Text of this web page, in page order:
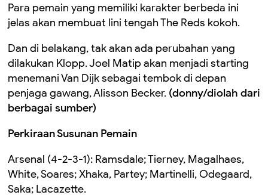
Para pemain yang memiliki karakter berbeda ini
jelas akan membuat lini tengah The Reds kokoh.
Dan di belakang, tak akan ada perubahan yang
dilakukan Klopp. Joel Matip akan menjadi starting
menemani Van Dijk sebagai tembok di depan
penjaga gawang, Alisson Becker. (donny/diolah dari
berbagai sumber)
Perkiraan Susunan Pemain
Arsenal (4-2-3-1): Ramsdale; Tierney, Magalhaes,
White, Soares; Xhaka, Partey; Martinelli, Odegaard,
Saka; Lacazette.